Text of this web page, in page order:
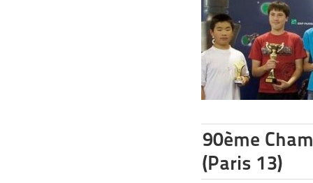
90ème
(Paris 13)